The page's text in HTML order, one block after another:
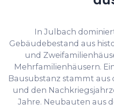
In Julbach
Gebäudebestand aus
und
Mehrfamilienhäusern.
Bausubstanz stammt aus
und den
Jahre. Neubauten aus